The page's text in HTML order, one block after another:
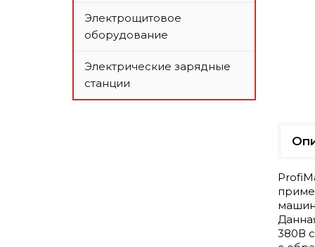
Электрощитовое
оборудование
Электрические зарядные
станции
380В